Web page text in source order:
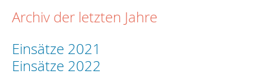
Archiv der letzten Jahre
Einsätze 2021
Einsätze 2022